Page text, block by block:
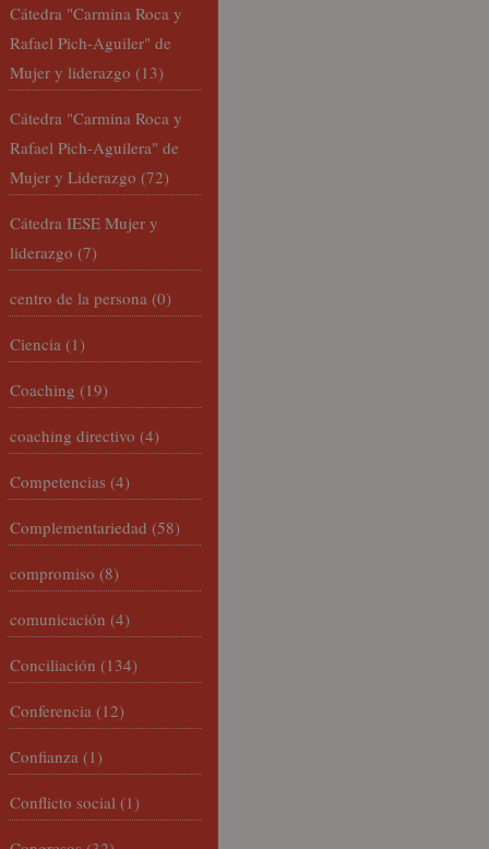
Cátedra "Carmina Roca y
Rafael Pich-Aguiler" de
Mujer y liderazgo (13)
Cátedra "Carmina Roca y
Rafael Pich-Aguilera" de
Mujer y Liderazgo (72)
Cátedra IESE Mujer y
liderazgo (7)
centro de la persona (0)
Ciencia (1)
Coaching (19)
coaching directivo (4)
Competencias (4)
Complementariedad (58)
compromiso (8)
comunicación (4)
Conciliación (134)
Conferencia (12)
Confianza (1)
Conflicto social (1)